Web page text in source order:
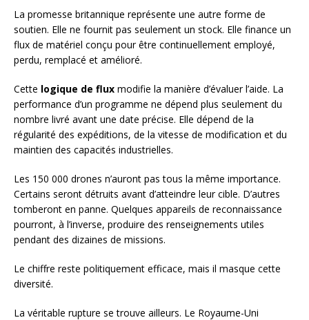
La promesse britannique représente une autre forme de
soutien. Elle ne fournit pas seulement un stock. Elle finance un
flux de matériel conçu pour être continuellement employé,
perdu, remplacé et amélioré.
Cette logique de flux modifie la manière d’évaluer l’aide. La
performance d’un programme ne dépend plus seulement du
nombre livré avant une date précise. Elle dépend de la
régularité des expéditions, de la vitesse de modification et du
maintien des capacités industrielles.
Les 150 000 drones n’auront pas tous la même importance.
Certains seront détruits avant d’atteindre leur cible. D’autres
tomberont en panne. Quelques appareils de reconnaissance
pourront, à l’inverse, produire des renseignements utiles
pendant des dizaines de missions.
Le chiffre reste politiquement efficace, mais il masque cette
diversité.
La véritable rupture se trouve ailleurs. Le Royaume-Uni